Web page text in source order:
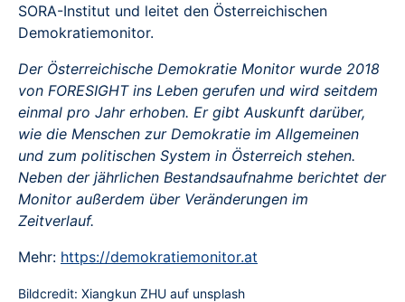
SORA-Institut und leitet den Österreichischen
Demokratiemonitor.
Der Österreichische Demokratie Monitor wurde 2018
von FORESIGHT ins Leben gerufen und wird seitdem
einmal pro Jahr erhoben. Er gibt Auskunft darüber,
wie die Menschen zur Demokratie im Allgemeinen
und zum politischen System in Österreich stehen.
Neben der jährlichen Bestandsaufnahme berichtet der
Monitor außerdem über Veränderungen im
Zeitverlauf.
Mehr: https://demokratiemonitor.at
Bildcredit: Xiangkun ZHU auf unsplash